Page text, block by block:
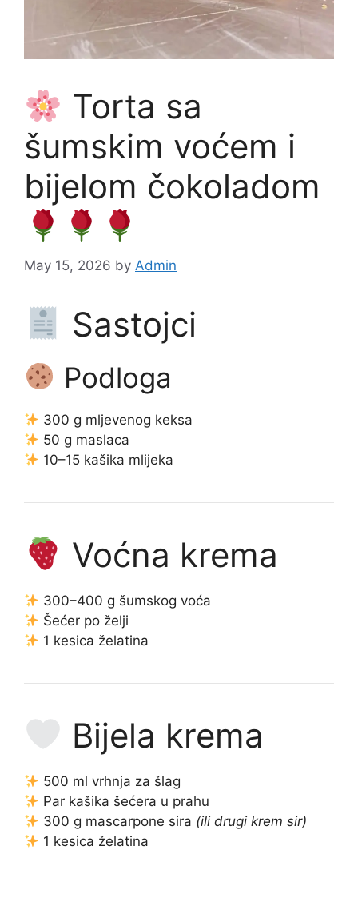
Torta sa
šumskim voćem i
bijelom čokoladom
May 15, 2026 by Admin
Sastojci
Podloga
300 g mljevenog keksa
50 g maslaca
10–15 kašika mlijeka
Voćna krema
300–400 g šumskog voća
Šećer po želji
1 kesica želatina
Bijela krema
500 ml vrhnja za šlag
Par kašika šećera u prahu
300 g mascarpone sira (ili drugi krem sir)
1 kesica želatina